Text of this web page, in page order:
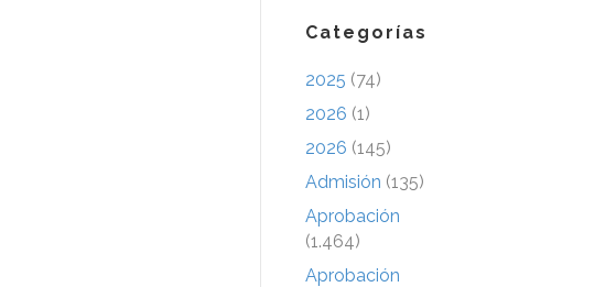
Categorías
2025 (74)
2026 (1)
2026 (145)
Admisión (135)
Aprobación
(1.464)
Aprobación